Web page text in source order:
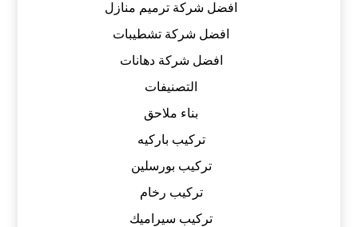
افضل شركة ترميم منازل
افضل شركة تشطيبات
افضل شركة دهانات
التصنيفات
بناء ملاحق
تركيب باركيه
تركيب بورسلين
تركيب رخام
تركيب سيراميك